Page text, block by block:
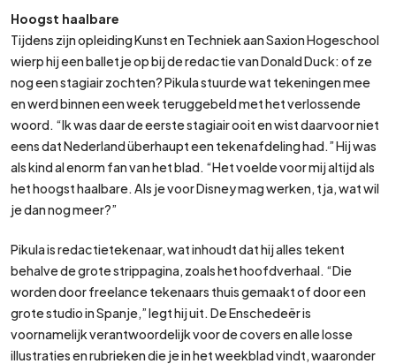
Hoogst haalbare
Tijdens zijn opleiding Kunst en Techniek aan Saxion Hogeschool
wierp hij een balletje op bij de redactie van Donald Duck: of ze
nog een stagiair zochten? Pikula stuurde wat tekeningen mee
en werd binnen een week teruggebeld met het verlossende
woord. “Ik was daar de eerste stagiair ooit en wist daarvoor niet
eens dat Nederland überhaupt een tekenafdeling had.” Hij was
als kind al enorm fan van het blad. “Het voelde voor mij altijd als
het hoogst haalbare. Als je voor Disney mag werken, tja, wat wil
je dan nog meer?”
Pikula is redactietekenaar, wat inhoudt dat hij alles tekent
behalve de grote strippagina, zoals het hoofdverhaal. “Die
worden door freelance tekenaars thuis gemaakt of door een
grote studio in Spanje,” legt hij uit. De Enschedeër is
voornamelijk verantwoordelijk voor de covers en alle losse
illustraties en rubrieken die je in het weekblad vindt, waaronder